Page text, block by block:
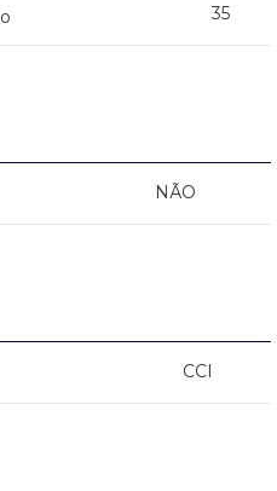
35
NÃO
CCI